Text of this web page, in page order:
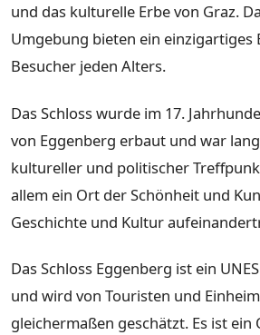
und das kulturelle Erbe von Graz.
Umgebung bieten ein einzigartiges
Besucher jeden Alters.
Das Schloss wurde im 17.
von Eggenberg erbaut und war
kultureller und politischer
allem ein Ort der Schönheit und
Geschichte und Kultur
Das Schloss Eggenberg ist ein
und wird von Touristen und
gleichermaßen geschätzt. Es ist ein